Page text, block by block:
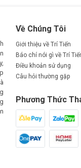
Về Chúng Tôi
Giới thiệu về Trí Tiến
Báo chí nói gì về Trí
Điều khoản sử dụng
Câu hỏi thường gặp
Phương Thức